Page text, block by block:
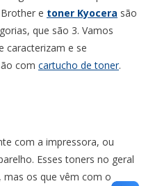
e toner Kyocera são
que são 3. Vamos
caracterizam e se
com cartucho de toner.
com a impressora, ou
Esses toners no geral
os que vêm com o